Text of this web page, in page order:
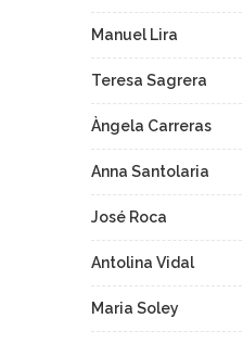
Manuel Lira
Teresa Sagrera
Àngela Carreras
Anna Santolaria
José Roca
Antolina Vidal
Maria Soley